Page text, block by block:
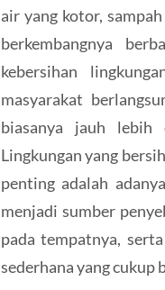
air yang kotor,
berkembangnya
kebersihan
masyarakat
biasanya jauh lebih
Lingkungan yang
penting adalah
menjadi sumber
pada tempatnya,
sederhana yang cukup